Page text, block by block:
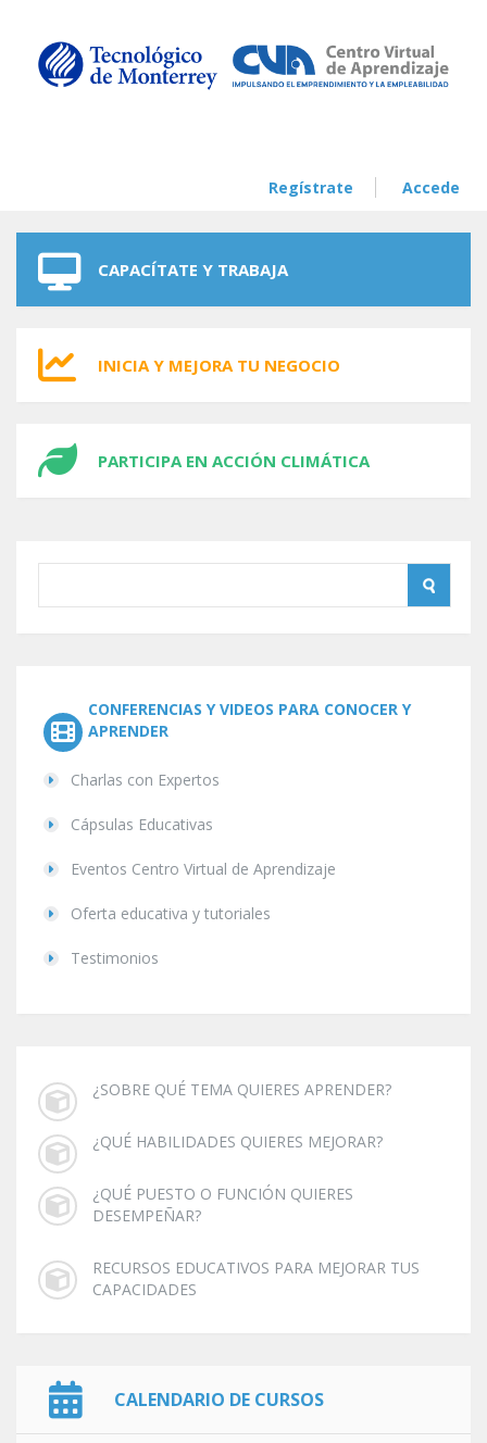
Regístrate Accede
CAPACÍTATE Y TRABAJA
INICIA Y MEJORA TU NEGOCIO
PARTICIPA EN ACCIÓN CLIMÁTICA
CONFERENCIAS Y VIDEOS PARA CONOCER Y
APRENDER
Charlas con Expertos
Cápsulas Educativas
Eventos Centro Virtual de Aprendizaje
Oferta educativa y tutoriales
Testimonios
¿SOBRE QUÉ TEMA QUIERES APRENDER?
¿QUÉ HABILIDADES QUIERES MEJORAR?
¿QUÉ PUESTO O FUNCIÓN QUIERES
DESEMPEÑAR?
RECURSOS EDUCATIVOS PARA MEJORAR TUS
CAPACIDADES
CALENDARIO DE CURSOS